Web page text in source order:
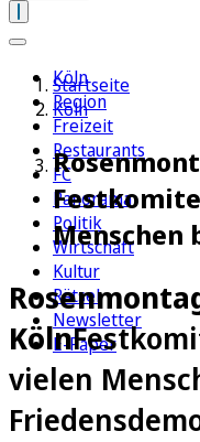
Köln
Region
Freizeit
Restaurants
FC
Panorama
Politik
Wirtschaft
Kultur
Rätsel
Newsletter
E-Paper
Startseite
Köln
Menschen
Köln
vielen